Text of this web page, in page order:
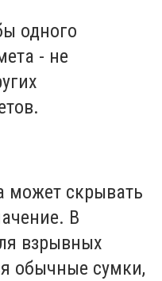
одного
- не
может скрывать
В
взрывных
обычные сумки,